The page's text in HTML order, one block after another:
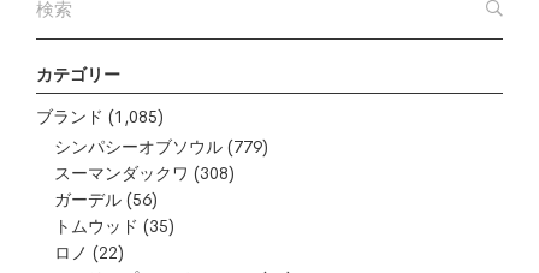
カテゴリー
ブランド (1,085)
シンパシーオブソウル (779)
スーマンダックワ (308)
ガーデル (56)
トムウッド (35)
ロノ (22)